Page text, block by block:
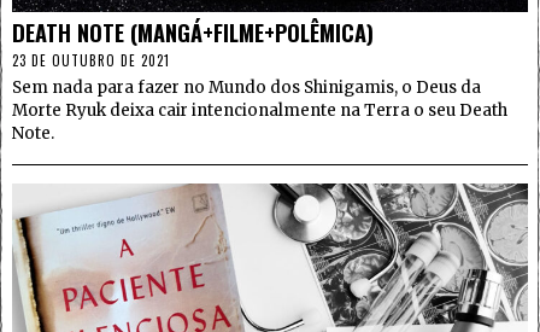
DEATH NOTE (MANGÁ+FILME+POLÊMICA)
23 DE OUTUBRO DE 2021
Sem nada para fazer no Mundo dos Shinigamis, o Deus da
Morte Ryuk deixa cair intencionalmente na Terra o seu Death
Note.